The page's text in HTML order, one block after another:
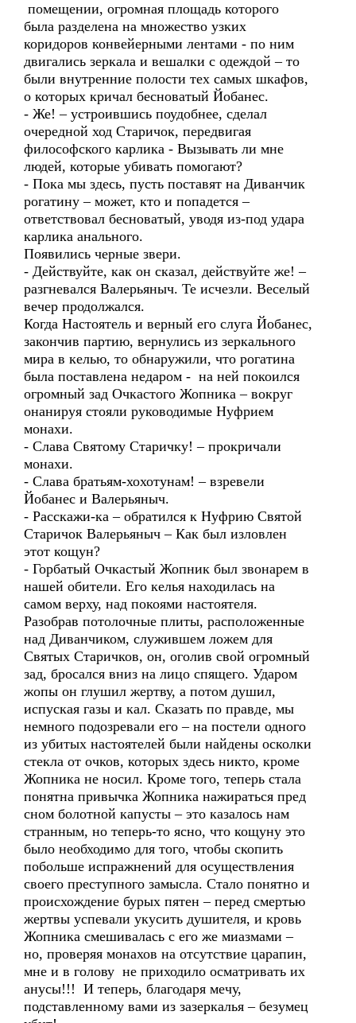
помещении, огромная площадь которого
была разделена на множество узких
коридоров конвейерными лентами - по ним
двигались зеркала и вешалки с одеждой – то
были внутренние полости тех самых шкафов,
о которых кричал бесноватый Йобанес.
- Же! – устроившись поудобнее, сделал
очередной ход Старичок, передвигая
философского карлика - Вызывать ли мне
людей, которые убивать помогают?
- Пока мы здесь, пусть поставят на Диванчик
рогатину – может, кто и попадется –
ответствовал бесноватый, уводя из-под удара
карлика анального.
Появились черные звери.
- Действуйте, как он сказал, действуйте же! –
разгневался Валерьяныч. Те исчезли. Веселый
вечер продолжался.
Когда Настоятель и верный его слуга Йобанес,
закончив партию, вернулись из зеркального
мира в келью, то обнаружили, что рогатина
была поставлена недаром - на ней покоился
огромный зад Очкастого Жопника – вокруг
онанируя стояли руководимые Нуфрием
монахи.
- Слава Святому Старичку! – прокричали
монахи.
- Слава братьям-хохотунам! – взревели
Йобанес и Валерьяныч.
- Расскажи-ка – обратился к Нуфрию Святой
Старичок Валерьяныч – Как был изловлен
этот кощун?
- Горбатый Очкастый Жопник был звонарем в
нашей обители. Его келья находилась на
самом верху, над покоями настоятеля.
Разобрав потолочные плиты, расположенные
над Диванчиком, служившем ложем для
Святых Старичков, он, оголив свой огромный
зад, бросался вниз на лицо спящего. Ударом
жопы он глушил жертву, а потом душил,
испуская газы и кал. Сказать по правде, мы
немного подозревали его – на постели одного
из убитых настоятелей были найдены осколки
стекла от очков, которых здесь никто, кроме
Жопника не носил. Кроме того, теперь стала
понятна привычка Жопника нажираться пред
сном болотной капусты – это казалось нам
странным, но теперь-то ясно, что кощуну это
было необходимо для того, чтобы скопить
побольше испражнений для осуществления
своего преступного замысла. Стало понятно и
происхождение бурых пятен – перед смертью
жертвы успевали укусить душителя, и кровь
Жопника смешивалась с его же миазмами –
но, проверяя монахов на отсутствие царапин,
мне и в голову не приходило осматривать их
анусы!!! И теперь, благодаря мечу,
подставленному вами из зазеркалья – безумец